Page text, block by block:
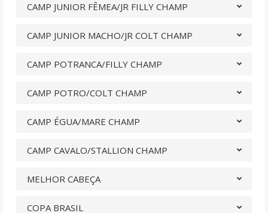
CAMP JUNIOR FÊMEA/JR FILLY CHAMP
CAMP JUNIOR MACHO/JR COLT CHAMP
CAMP POTRANCA/FILLY CHAMP
CAMP POTRO/COLT CHAMP
CAMP ÉGUA/MARE CHAMP
CAMP CAVALO/STALLION CHAMP
MELHOR CABEÇA
COPA BRASIL